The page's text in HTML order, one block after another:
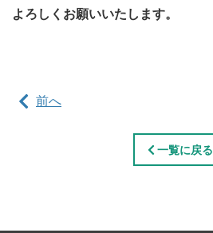
よろしくお願いいたします。
前へ
一覧に戻る